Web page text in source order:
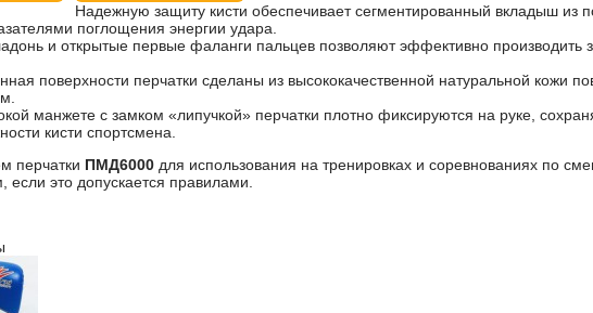
Надежную защиту кисти обеспечивает сегментированный вкладыш из
поглощения энергии удара.
и открытые первые фаланги пальцев позволяют эффективно производить
поверхности перчатки сделаны из высококачественной натуральной кожи
манжете с замком «липучкой» перчатки плотно фиксируются на руке,
кисти спортсмена.
перчатки ПМД6000 для использования на тренировках и соревнованиях по
это допускается правилами.